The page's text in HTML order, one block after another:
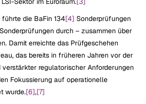
die BaFin 134[4] Sonderprüfungen
Sonderprüfungen durch – zusammen über
Damit erreichte das Prüfgeschehen
das bereits in früheren Jahren vor der
verstärkter regulatorischer Anforderungen
Fokussierung auf operationelle
wurde.[6],[7]